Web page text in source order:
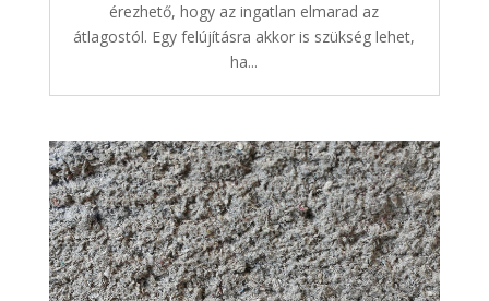
érezhető, hogy az ingatlan elmarad az
átlagostól. Egy felújításra akkor is szükség lehet,
ha...